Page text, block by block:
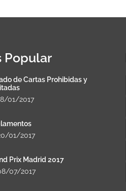
Popular
de Cartas Prohibidas y
01/2017
01/2017
Prix Madrid 2017
07/2017